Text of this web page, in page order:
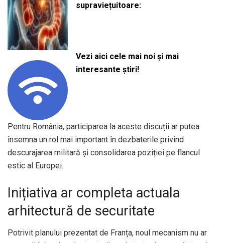
supraviețuitoare:
Vezi aici cele mai noi și mai
interesante știri!
Pentru România, participarea la aceste discuții ar putea
însemna un rol mai important în dezbaterile privind
descurajarea militară și consolidarea poziției pe flancul
estic al Europei.
Inițiativa ar completa actuala
arhitectură de securitate
Potrivit planului prezentat de Franța, noul mecanism nu ar